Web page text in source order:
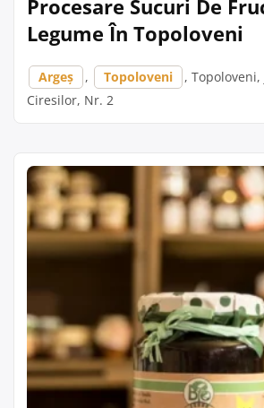
Procesare Sucuri De
Legume În Topoloveni
Argeș , Topoloveni
,
Ciresilor, Nr. 2